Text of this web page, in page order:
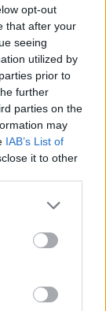
opt-out
that after your
seeing
utilized by
prior to
further
parties on the
may
IAB’s List of
it to other
e
da
europeia